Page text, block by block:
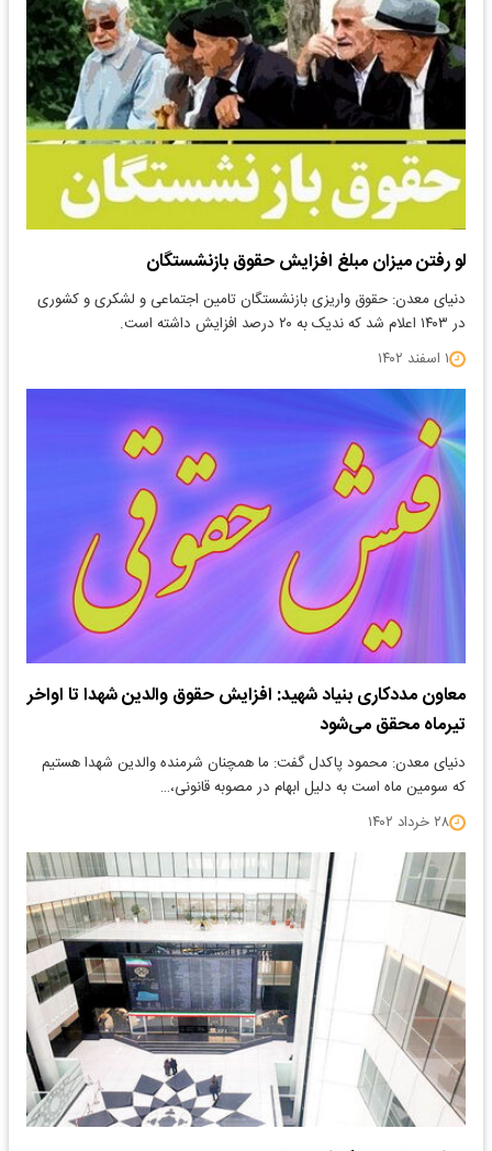
لو رفتن میزان مبلغ افزایش حقوق بازنشستگان
دنیای معدن: حقوق واریزی بازنشستگان تامین اجتماعی و لشکری و کشوری
در ۱۴۰۳ اعلام شد که ندیک به ۲۰ درصد افزایش داشته است.
۱ اسفند ۱۴۰۲
معاون مددکاری بنیاد شهید: افزایش حقوق والدین شهدا تا اواخر
تیرماه محقق می‌شود
دنیای معدن: محمود پاکدل گفت: ما همچنان شرمنده والدین شهدا هستیم
که سومین ماه است به دلیل ابهام در مصوبه قانونی،…
۲۸ خرداد ۱۴۰۲